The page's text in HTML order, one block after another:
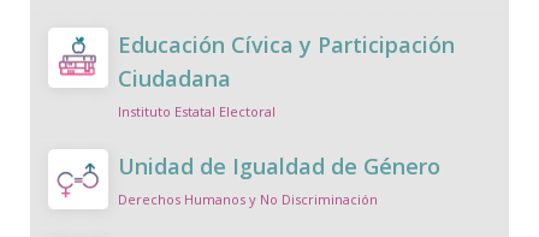
Educación Cívica y Participación
Ciudadana
Instituto Estatal Electoral
Unidad de Igualdad de Género
Derechos Humanos y No Discriminación